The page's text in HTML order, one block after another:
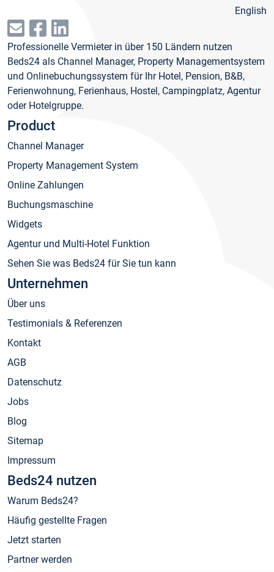
English
Professionelle Vermieter in über 150 Ländern nutzen
Beds24 als Channel Manager, Property Managementsystem
und Onlinebuchungssystem für Ihr Hotel, Pension, B&B,
Ferienwohnung, Ferienhaus, Hostel, Campingplatz, Agentur
oder Hotelgruppe.
Product
Channel Manager
Property Management System
Online Zahlungen
Buchungsmaschine
Widgets
Agentur und Multi-Hotel Funktion
Sehen Sie was Beds24 für Sie tun kann
Unternehmen
Über uns
Testimonials & Referenzen
Kontakt
AGB
Datenschutz
Jobs
Blog
Sitemap
Impressum
Beds24 nutzen
Warum Beds24?
Häufig gestellte Fragen
Jetzt starten
Partner werden